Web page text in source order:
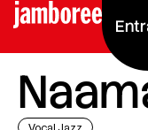
Vocal Jazz